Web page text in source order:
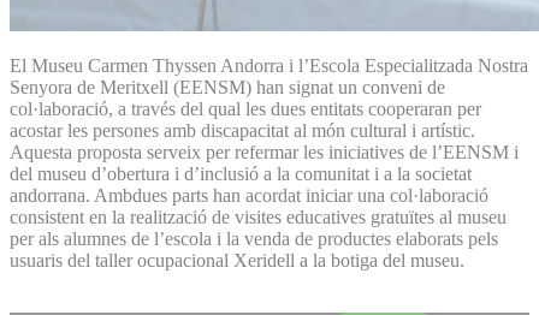
El Museu Carmen Thyssen Andorra i l’Escola Especialitzada Nostra
Senyora de Meritxell (EENSM) han signat un conveni de
col·laboració, a través del qual les dues entitats cooperaran per
acostar les persones amb discapacitat al món cultural i artístic.
Aquesta proposta serveix per refermar les iniciatives de l’EENSM i
del museu d’obertura i d’inclusió a la comunitat i a la societat
andorrana. Ambdues parts han acordat iniciar una col·laboració
consistent en la realització de visites educatives gratuïtes al museu
per als alumnes de l’escola i la venda de productes elaborats pels
usuaris del taller ocupacional Xeridell a la botiga del museu.